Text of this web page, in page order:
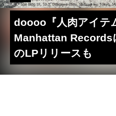
doooo『人肉アイテ
Manhattan
のLPリリースも